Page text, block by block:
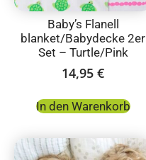
Baby’s Flanell
blanket/Babydecke 2er
Set – Turtle/Pink
14,95 €
In den Warenkorb